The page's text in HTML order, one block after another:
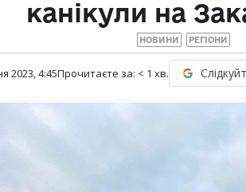
канікули на
НОВИНИ РЕГІОНИ
2023, 4:45Прочитаєте за: < 1 хв.